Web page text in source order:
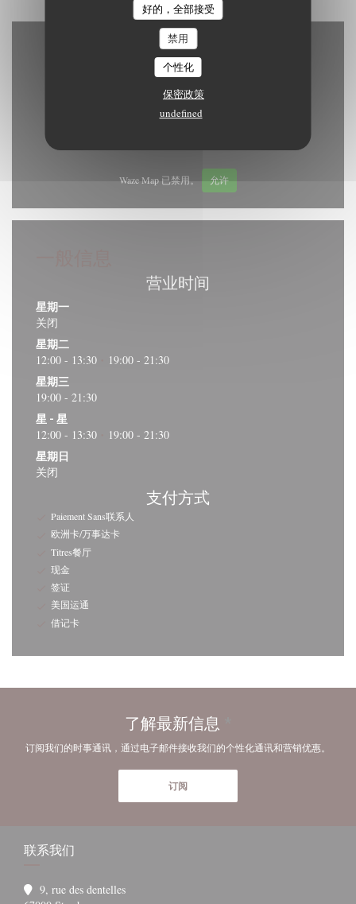
好的，全部接受
禁用
个性化
保密政策
undefined
Waze Map 已禁用。 允许
营业时间
星期一
关闭
星期二
12:00 - 13:30
19:00 - 21:30
星期三
19:00 - 21:30
星 - 星
12:00 - 13:30
19:00 - 21:30
星期日
关闭
支付方式
Paiement Sans联系人
欧洲卡/万事达卡
Titres餐厅
现金
签证
美国运通
借记卡
了解最新信息
订阅我们的时事通讯，通过电子邮件接收我们的个性化通讯和营销优惠。
订阅
联系我们
9, rue des dentelles